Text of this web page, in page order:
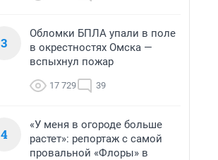
3
Обломки БПЛА упали в поле
в окрестностях Омска —
вспыхнул пожар
17 729 39
4
«У меня в огороде больше
растет»: репортаж с самой
провальной «Флоры» в